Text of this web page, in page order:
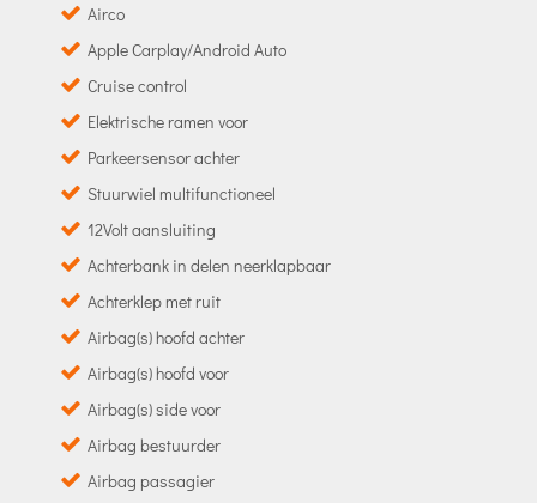
Airco
Apple Carplay/Android Auto
Cruise control
Elektrische ramen voor
Parkeersensor achter
Stuurwiel multifunctioneel
12Volt aansluiting
Achterbank in delen neerklapbaar
Achterklep met ruit
Airbag(s) hoofd achter
Airbag(s) hoofd voor
Airbag(s) side voor
Airbag bestuurder
Airbag passagier